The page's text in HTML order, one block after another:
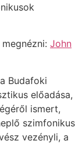
John
Budafoki
előadása,
ismert,
szimfonikus
vezényli, a